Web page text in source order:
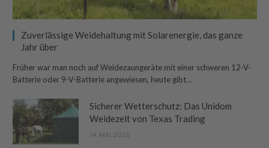
Zuverlässige Weidehaltung mit Solarenergie, das ganze
Jahr über
Früher war man noch auf Weidezaungeräte mit einer schweren 12-V-
Batterie oder 9-V-Batterie angewiesen, heute gibt…
Sicherer Wetterschutz: Das Unidom
Weidezelt von Texas Trading
14. MAI 2025